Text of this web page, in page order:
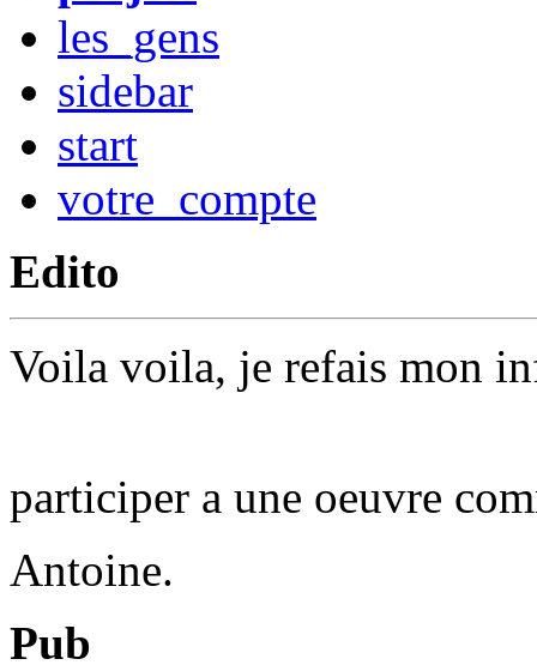
les_gens
sidebar
start
votre_compte
Edito
Voila voila, je refais mon
participer a une oeuvre
Antoine.
Pub